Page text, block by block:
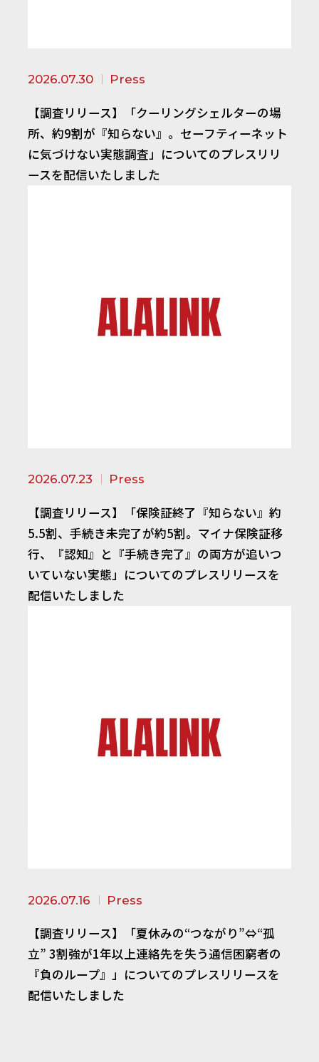
2026.07.30 Press
【調査リリース】「クーリングシェルターの場
所、約9割が『知らない』。セーフティーネット
に気づけない実態調査」についてのプレスリリ
ースを配信いたしました
2026.07.23 Press
【調査リリース】「保険証終了『知らない』約
5.5割、手続き未完了が約5割。マイナ保険証移
行、『認知』と『手続き完了』の両方が追いつ
いていない実態」についてのプレスリリースを
配信いたしました
2026.07.16 Press
【調査リリース】「夏休みの“つながり”⇔“孤
立” 3割強が1年以上連絡先を失う通信困窮者の
『負のループ』」についてのプレスリリースを
配信いたしました